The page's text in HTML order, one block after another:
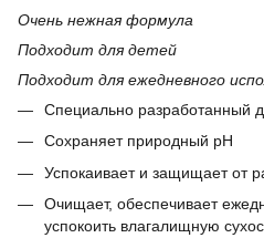
Очень нежная формула
Подходит для детей
Подходит для ежедневного
Специально разработанный
Сохраняет природный pH
Успокаивает и защищает от
Очищает, обеспечивает
успокоить влагалищную